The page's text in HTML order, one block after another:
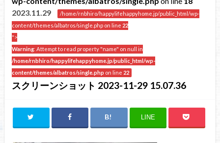
2023.11.29
/home/rnbhiro/happylifehappyhome.jp/public_html/wp-
content/themes/albatros/single.php on line 22
">
Warning: Attempt to read property "name" on null in
/home/rnbhiro/happylifehappyhome.jp/public_html/wp-
content/themes/albatros/single.php on line 22
スクリーンショット 2023-11-29 15.07.36
LINE